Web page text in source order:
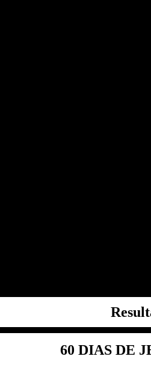
60 DIAS DE